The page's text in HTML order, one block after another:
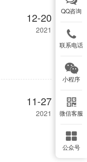
12-20
2021
11-27
2021
QQ咨询
联系电话
小程序
微信客服
公众号